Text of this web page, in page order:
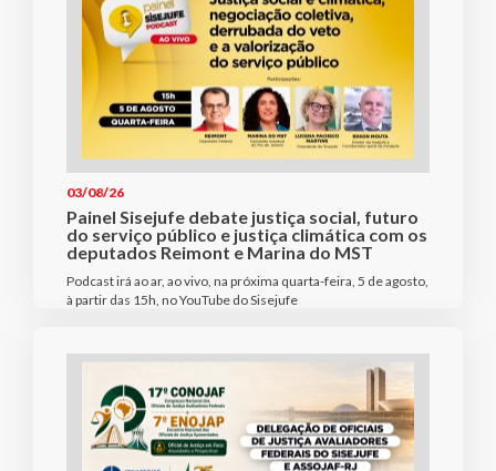
03/08/26
Painel Sisejufe debate justiça social, futuro
do serviço público e justiça climática com os
deputados Reimont e Marina do MST
Podcast irá ao ar, ao vivo, na próxima quarta-feira, 5 de agosto,
à partir das 15h, no YouTube do Sisejufe